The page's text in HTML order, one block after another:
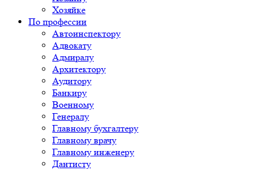
Хозяйке
По профессии
Автоинспектору
Адвокату
Адмиралу
Архитектору
Аудитору
Банкиру
Военному
Генералу
Главному бухгалтеру
Главному врачу
Главному инженеру
Дантисту